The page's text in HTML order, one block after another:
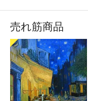
売れ筋商品